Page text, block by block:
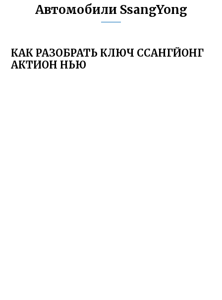
Автомобили SsangYong
КАК РАЗОБРАТЬ КЛЮЧ ССАНГЙОНГ
АКТИОН НЬЮ